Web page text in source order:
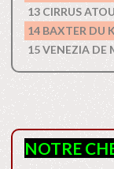
13 CIRRUS
14 BAXTER DU
15 VENEZIA DE
NOTRE